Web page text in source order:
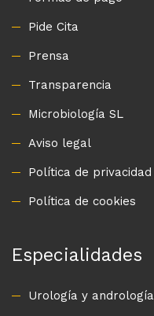
Pide Cita
Prensa
Transparencia
Microbiología SL
Aviso legal
Política de privacidad
Política de cookies
Especialidades
Urología y andrología